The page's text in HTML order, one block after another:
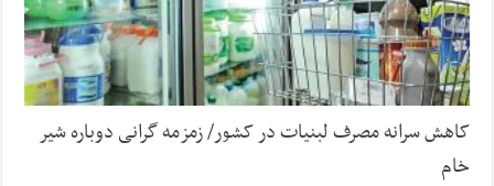
کاهش سرانه مصرف لبنیات در کشور/ زمزمه گرانی دوباره شیر
خام